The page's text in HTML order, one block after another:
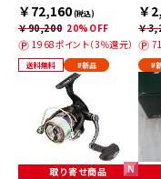
￥72,160(税込)
￥90,200 20%OFF
1968ポイント（3％還元）
送料無料 #新品
￥
￥
#
取り寄せ商品